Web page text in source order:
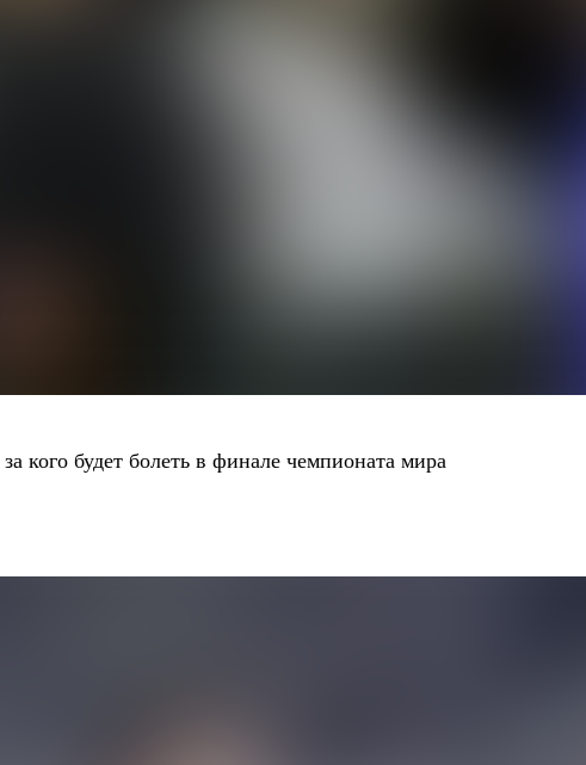
за кого будет болеть в финале чемпионата мира